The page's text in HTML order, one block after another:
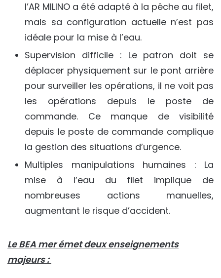
l’AR MILINO a été adapté à la pêche au filet,
mais sa configuration actuelle n’est pas
idéale pour la mise à l’eau.
Supervision difficile : Le patron doit se
déplacer physiquement sur le pont arrière
pour surveiller les opérations, il ne voit pas
les opérations depuis le poste de
commande. Ce manque de visibilité
depuis le poste de commande complique
la gestion des situations d’urgence.
Multiples manipulations humaines : La
mise à l’eau du filet implique de
nombreuses actions manuelles,
augmentant le risque d’accident.
Le BEA mer émet deux enseignements
majeurs :